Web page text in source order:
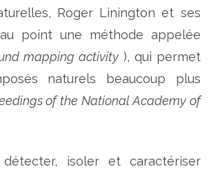
Roger Linington et ses
point une méthode appelée
mapping activity), qui permet
naturels beaucoup plus
of the National Academy of
isoler et caractériser